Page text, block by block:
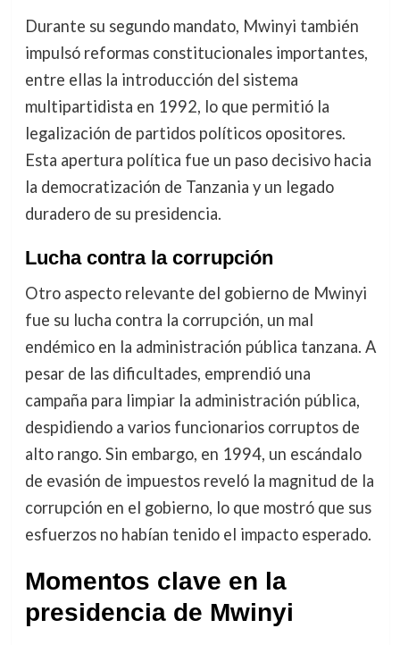
Durante su segundo mandato, Mwinyi también
impulsó reformas constitucionales importantes,
entre ellas la introducción del sistema
multipartidista en 1992, lo que permitió la
legalización de partidos políticos opositores.
Esta apertura política fue un paso decisivo hacia
la democratización de Tanzania y un legado
duradero de su presidencia.
Lucha contra la corrupción
Otro aspecto relevante del gobierno de Mwinyi
fue su lucha contra la corrupción, un mal
endémico en la administración pública tanzana. A
pesar de las dificultades, emprendió una
campaña para limpiar la administración pública,
despidiendo a varios funcionarios corruptos de
alto rango. Sin embargo, en 1994, un escándalo
de evasión de impuestos reveló la magnitud de la
corrupción en el gobierno, lo que mostró que sus
esfuerzos no habían tenido el impacto esperado.
Momentos clave en la
presidencia de Mwinyi